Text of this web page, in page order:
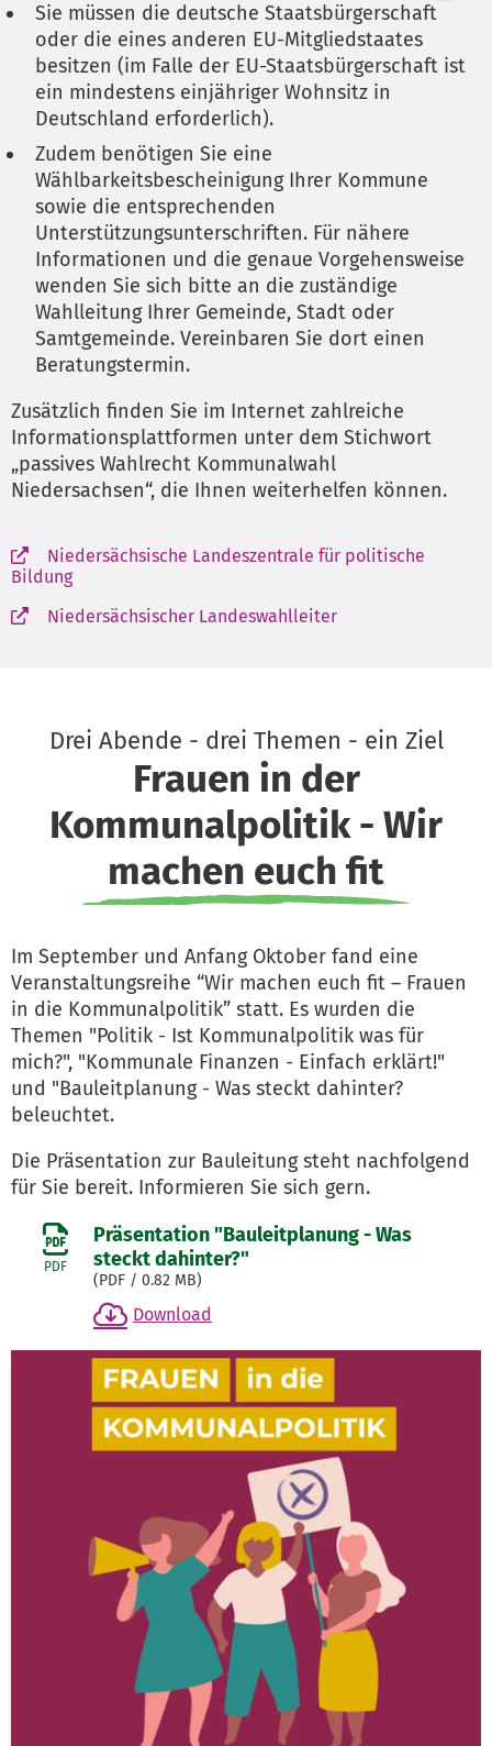
Sie müssen die deutsche Staatsbürgerschaft
oder die eines anderen EU-Mitgliedstaates
besitzen (im Falle der EU-Staatsbürgerschaft ist
ein mindestens einjähriger Wohnsitz in
Deutschland erforderlich).
Zudem benötigen Sie eine
Wählbarkeitsbescheinigung Ihrer Kommune
sowie die entsprechenden
Unterstützungsunterschriften. Für nähere
Informationen und die genaue Vorgehensweise
wenden Sie sich bitte an die zuständige
Wahlleitung Ihrer Gemeinde, Stadt oder
Samtgemeinde. Vereinbaren Sie dort einen
Beratungstermin.
Zusätzlich finden Sie im Internet zahlreiche
Informationsplattformen unter dem Stichwort
„passives Wahlrecht Kommunalwahl
Niedersachsen“, die Ihnen weiterhelfen können.
Niedersächsische Landeszentrale für politische
Bildung
Niedersächsischer Landeswahlleiter
Drei Abende - drei Themen - ein Ziel
Frauen in der
Kommunalpolitik - Wir
machen euch fit
Im September und Anfang Oktober fand eine
Veranstaltungsreihe “Wir machen euch fit – Frauen
in die Kommunalpolitik” statt. Es wurden die
Themen "Politik - Ist Kommunalpolitik was für
mich?", "Kommunale Finanzen - Einfach erklärt!"
und "Bauleitplanung - Was steckt dahinter?
beleuchtet.
Die Präsentation zur Bauleitung steht nachfolgend
für Sie bereit. Informieren Sie sich gern.
PDF
Präsentation "Bauleitplanung - Was
steckt dahinter?"
(PDF / 0.82 MB)
Download